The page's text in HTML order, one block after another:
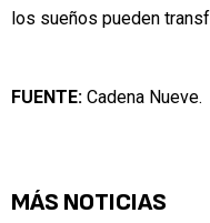
los sueños pueden
FUENTE: Cadena Nueve.
MÁS NOTICIAS